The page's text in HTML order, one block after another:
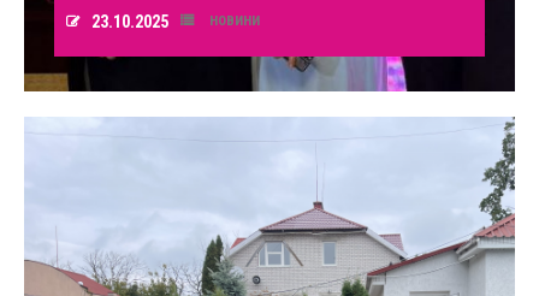
23.10.2025
НОВИНИ